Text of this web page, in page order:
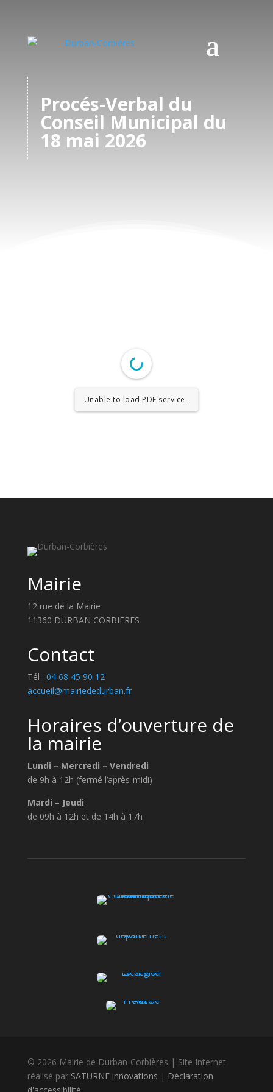
Procés-Verbal du
Conseil Municipal du
18 mai 2026
Unable to load PDF service..
Mairie
12 rue de la Mairie
11360 DURBAN CORBIERES
Contact
Tél : 04 68 45 90 12
accueil@mairiededurban.fr
Horaires d’ouverture de
la mairie
Lundi – Mercredi – Vendredi
de 9h à 12h (fermé l’après-midi)
Mardi – Jeudi
de 09h à 12h et de 14h à 17h
© 2026 Mairie de Durban-Corbières | Site Internet
réalisé par SATURNE innovations | Déclaration